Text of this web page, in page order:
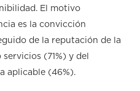
El motivo
es la convicción
de la reputación de la
(71%) y del
aplicable (46%).